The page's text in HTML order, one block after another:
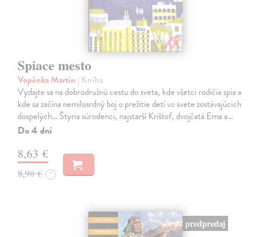
Spiace mesto
Vopěnka Martin | Kniha
Vydajte sa na dobrodružnú cestu do sveta, kde všetci rodičia spia a
kde sa začína nemilosrdný boj o prežitie detí vo svete zostávajúcich
dospelých... Štyria súrodenci, najstarší Krištof, dvojčatá Ema a…
Do 4 dní
8,63 €
8,90 € ?
predpredaj